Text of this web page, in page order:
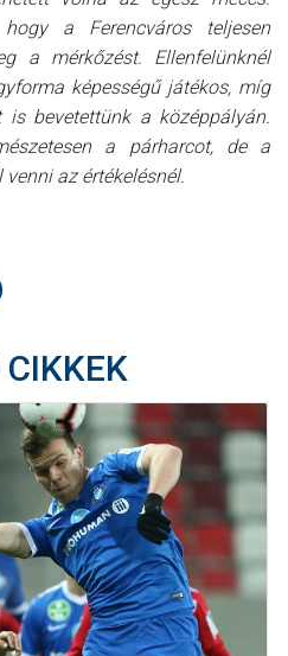
a Ferencváros teljesen
a mérkőzést. Ellenfelünknél
képességű játékos, míg
bevetettünk a középpályán.
a párharcot, de a
az értékelésnél.